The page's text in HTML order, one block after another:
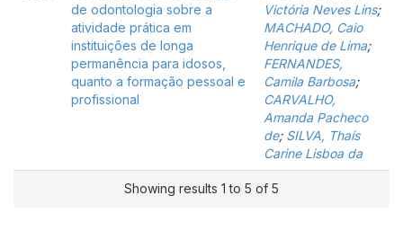
de odontologia sobre a
atividade prática em
instituições de longa
permanência para idosos,
quanto a formação pessoal e
profissional
Victória Neves Lins;
MACHADO, Caio
Henrique de Lima;
FERNANDES,
Camila Barbosa;
CARVALHO,
Amanda Pacheco
de; SILVA, Thaís
Carine Lisboa da
Showing results 1 to 5 of 5